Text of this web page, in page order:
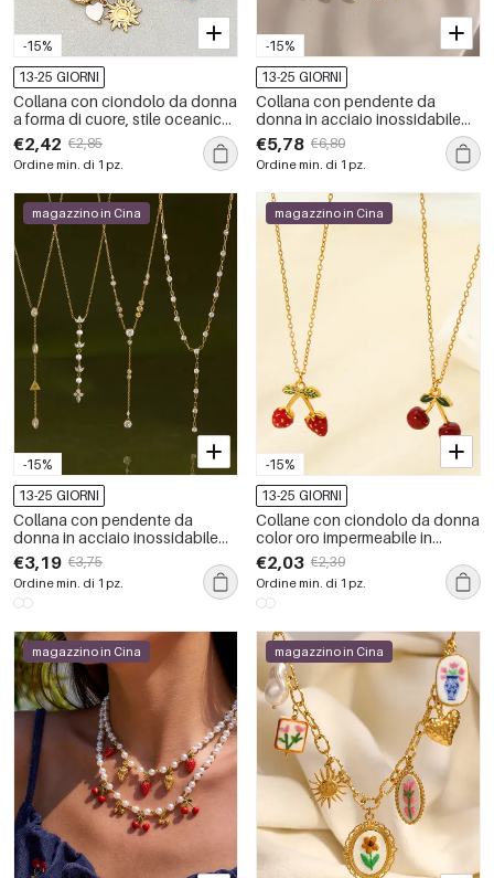
-15%
13-25 GIORNI
Collana con ciondolo da donna
a forma di cuore, stile oceanico,
impermeabile, in acciaio
inossidabile, colore oro, serie
romantica per le vacanze.
€2,42 €2,85
Ordine min. di 1 pz.
-15%
13-25 GIORNI
Collana con pendente da
donna in acciaio inossidabile
impermeabile color oro con
zirconi
€5,78 €6,80
Ordine min. di 1 pz.
-15%
magazzino in Cina
13-25 GIORNI
Collana con pendente da
donna in acciaio inossidabile
impermeabile color oro con
zirconi
€3,19 €3,75
Ordine min. di 1 pz.
-15%
magazzino in Cina
13-25 GIORNI
Collane con ciondolo da donna
color oro impermeabile in
acciaio inossidabile con ciliegia
dolce della serie Romantic
€2,03 €2,39
Ordine min. di 1 pz.
magazzino in Cina magazzino in Cina